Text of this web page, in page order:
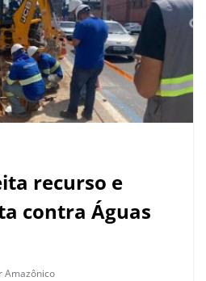
recurso e
contra Águas
Amazônico